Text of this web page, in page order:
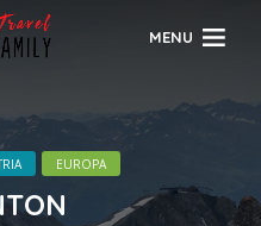
MENU
EUROPA